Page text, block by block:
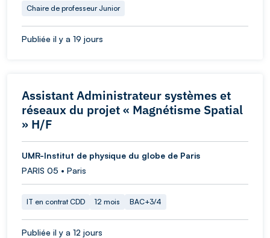
Chaire de professeur Junior
Publiée il y a 19 jours
Assistant Administrateur systèmes et
réseaux du projet « Magnétisme Spatial
» H/F
UMR-Institut de physique du globe de Paris
PARIS 05 • Paris
IT en contrat CDD 12 mois BAC+3/4
Publiée il y a 12 jours